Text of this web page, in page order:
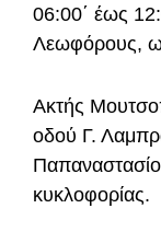
06:00΄ έως
Λεωφόρους,
Ακτής
οδού Γ.
κυκλοφορίας.